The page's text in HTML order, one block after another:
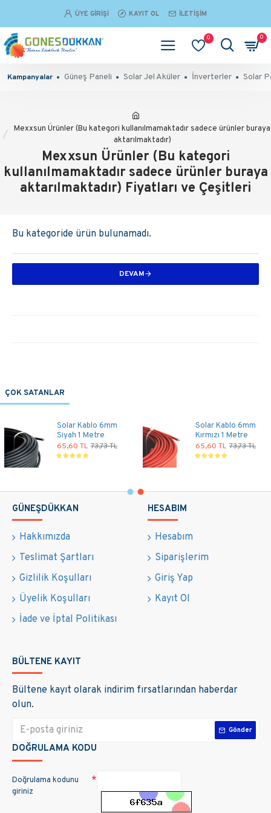
ÜYE GIRIŞI KAYIT OL İLETIŞIM
0 0
Kampanyalar Güneş Paneli Solar Jel Aküler İnverterler Solar
Mexxsun Ürünler (Bu kategori kullanılmamaktadır sadece ürünler buraya
aktarılmaktadır)
Mexxsun Ürünler (Bu kategori
kullanılmamaktadır sadece ürünler buraya
aktarılmaktadır) Fiyatları ve Çeşitleri
Bu kategoride ürün bulunamadı.
DEVAM
ÇOK SATANLAR
Solar Kablo 6mm
Siyah 1 Metre
65,60 TL 73,73 TL
Solar Kablo 6mm
Kırmızı 1 Metre
65,60 TL 73,73 TL
GÜNEŞDÜKKAN
Hakkımızda
Teslimat Şartları
Gizlilik Koşulları
Üyelik Koşulları
İade ve İptal Politikası
HESABIM
Hesabım
Siparişlerim
Giriş Yap
Kayıt Ol
BÜLTENE KAYIT
Bültene kayıt olarak indirim fırsatlarından haberdar
olun.
Gönder
DOĞRULAMA KODU
Doğrulama kodunu
giriniz